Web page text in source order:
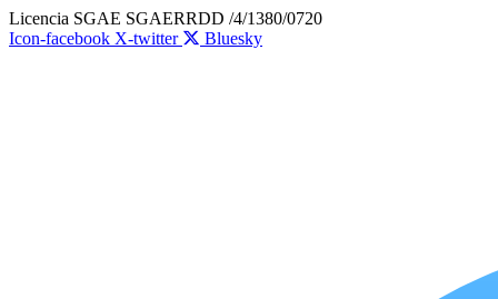
Ir
al
Licencia SGAE SGAERRDD /4/1380/0720
Icon-facebook X-twitter Bluesky